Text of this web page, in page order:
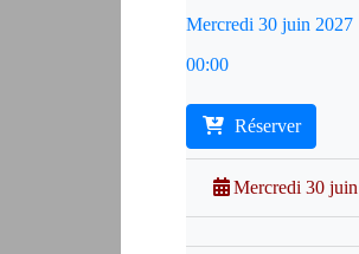
Mercredi 30 juin 2027
00:00
Réserver
Mercredi 30 juin